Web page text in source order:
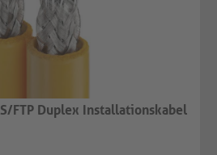
FTP Duplex Installationskabel